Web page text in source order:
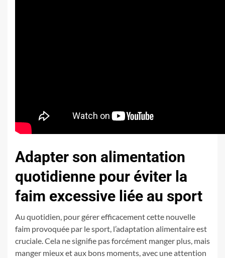
Adapter son alimentation
quotidienne pour éviter la
faim excessive liée au sport
Au quotidien, pour gérer efficacement cette nouvelle
faim provoquée par le sport, l’adaptation alimentaire est
cruciale. Cela ne signifie pas forcément manger plus, mais
manger mieux et aux bons moments, avec une attention